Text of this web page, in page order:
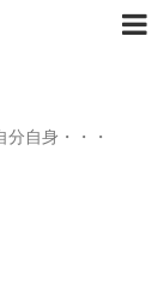
分自身・・・